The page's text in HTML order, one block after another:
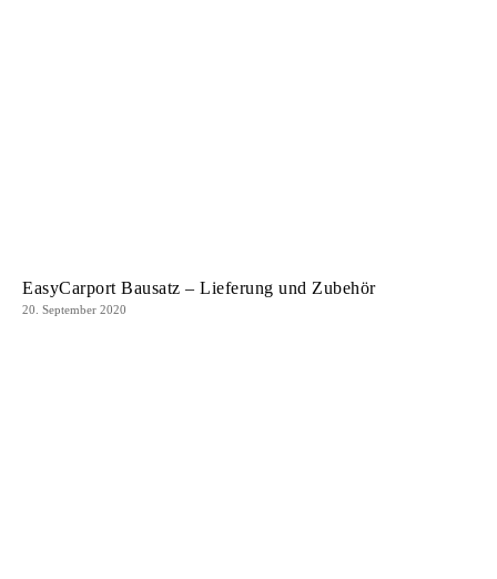
EasyCarport Bausatz – Lieferung und Zubehör
20. September 2020